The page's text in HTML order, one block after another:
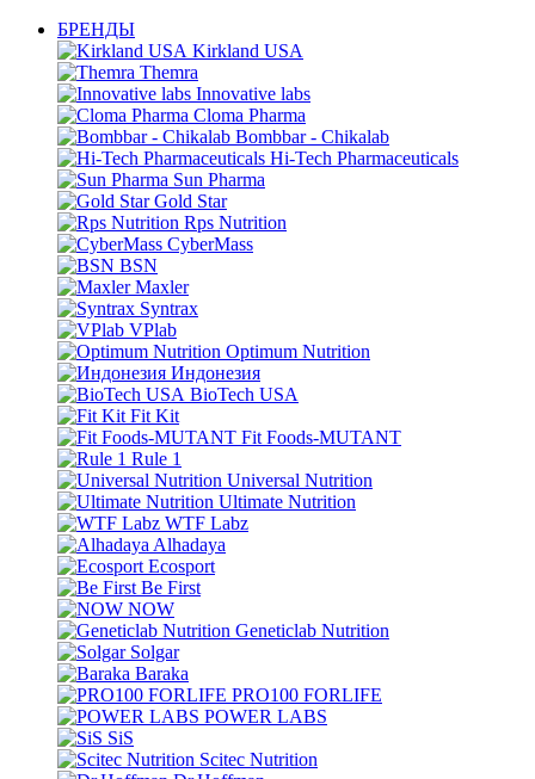
БРЕНДЫ
Kirkland USA
Themra
Innovative labs
Cloma Pharma
Bombbar - Chikalab
Hi-Tech Pharmaceuticals
Sun Pharma
Gold Star
Rps Nutrition
CyberMass
BSN
Maxler
Syntrax
VPlab
Optimum Nutrition
Индонезия
BioTech USA
Fit Kit
Fit Foods-MUTANT
Rule 1
Universal Nutrition
Ultimate Nutrition
WTF Labz
Alhadaya
Ecosport
Be First
NOW
Geneticlab Nutrition
Solgar
Baraka
PRO100 FORLIFE
POWER LABS
SiS
Scitec Nutrition